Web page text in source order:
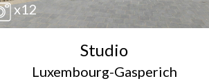
x12
Studio
Luxembourg-Gasperich